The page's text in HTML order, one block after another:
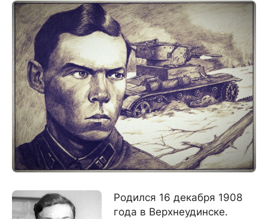
Родился 16 декабря 1908
года в Верхнеудинске.